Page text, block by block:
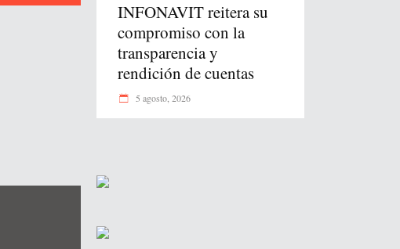
INFONAVIT reitera su
compromiso con la
transparencia y
rendición de cuentas
5 agosto, 2026